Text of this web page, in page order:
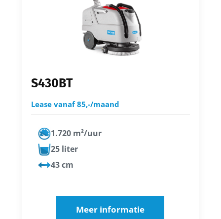
S430BT
Lease vanaf 85,-/maand
1.720 m²/uur
25 liter
43 cm
Meer informatie